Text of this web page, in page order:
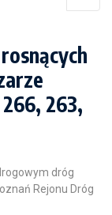
263,
dróg
Rejonu Dróg